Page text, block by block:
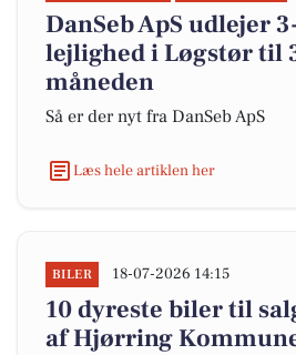
DanSeb ApS udlejer
lejlighed i Løgstør til
måneden
Så er der nyt fra DanSeb ApS
Læs hele artiklen her
BILER 18-07-2026 14:15
10 dyreste biler til
af Hjørring